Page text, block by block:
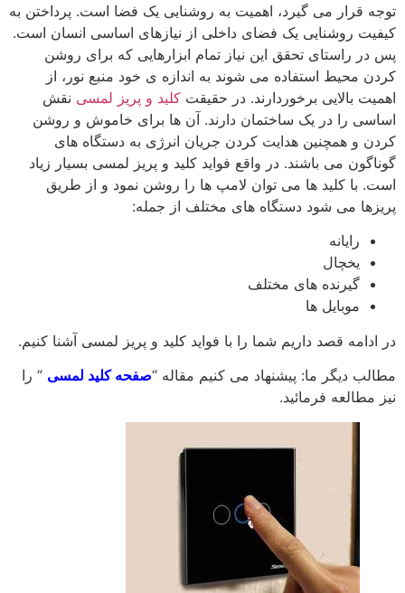
توجه قرار می گیرد، اهمیت به روشنایی یک فضا است. پرداختن به
کیفیت روشنایی یک فضای داخلی از نیازهای اساسی انسان است.
پس در راستای تحقق این نیاز تمام ابزارهایی که برای روشن
کردن محیط استفاده می شوند به اندازه ی خود منبع نور، از
اهمیت بالایی برخوردارند. در حقیقت کلید و پریز لمسی نقش
اساسی را در یک ساختمان دارند. آن ها برای خاموش و روشن
کردن و همچنین هدایت کردن جریان انرژی به دستگاه های
گوناگون می باشند. در واقع فواید کلید و پریز لمسی بسیار زیاد
است. با کلید ها می توان لامپ ها را روشن نمود و از طریق
پریزها می شود دستگاه های مختلف از جمله:
رایانه
یخچال
گیرنده های مختلف
موبایل ها
در ادامه قصد داریم شما را با فواید کلید و پریز لمسی آشنا کنیم.
مطالب دیگر ما: پیشنهاد می کنیم مقاله “صفحه کلید لمسی ” را
نیز مطالعه فرمائید.